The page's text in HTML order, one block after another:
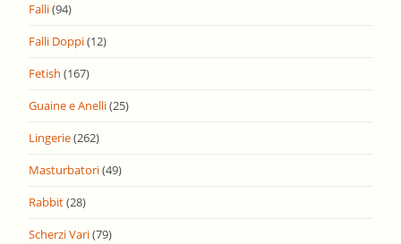
Falli(94)
Falli Doppi(12)
Fetish (167)
Guaine e Anelli(25)
Lingerie(262)
Masturbatori(49)
Rabbit(28)
Scherzi Vari(79)